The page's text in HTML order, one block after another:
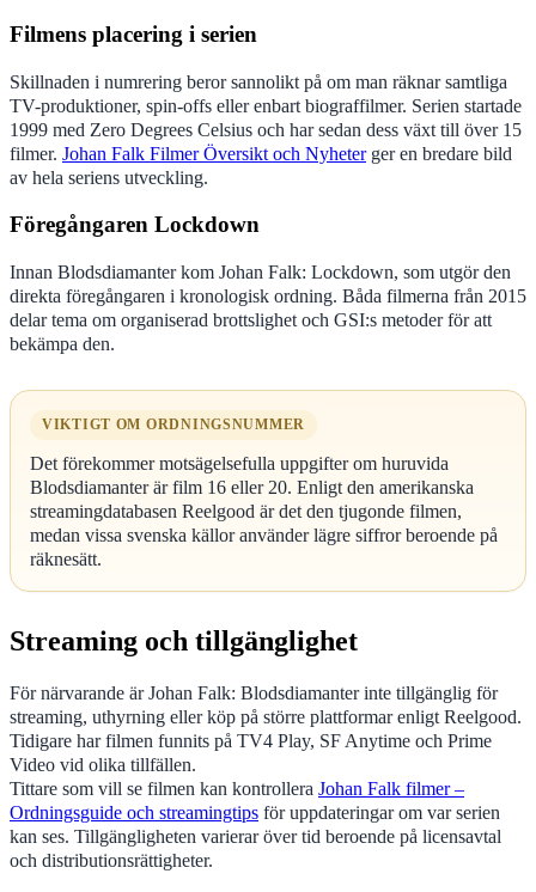
Filmens placering i serien
Skillnaden i numrering beror sannolikt på om man räknar samtliga
TV-produktioner, spin-offs eller enbart biograffilmer. Serien startade
1999 med Zero Degrees Celsius och har sedan dess växt till över 15
filmer. Johan Falk Filmer Översikt och Nyheterger en bredare bild
av hela seriens utveckling.
Föregångaren Lockdown
Innan Blodsdiamanter kom Johan Falk: Lockdown, som utgör den
direkta föregångaren i kronologisk ordning. Båda filmerna från 2015
delar tema om organiserad brottslighet och GSI:s metoder för att
bekämpa den.
VIKTIGT OM ORDNINGSNUMMER
Det förekommer motsägelsefulla uppgifter om huruvida
Blodsdiamanter är film 16 eller 20. Enligt den amerikanska
streamingdatabasen Reelgood är det den tjugonde filmen,
medan vissa svenska källor använder lägre siffror beroende på
räknesätt.
Streaming och tillgänglighet
För närvarande är Johan Falk: Blodsdiamanter inte tillgänglig för
streaming, uthyrning eller köp på större plattformar enligt Reelgood.
Tidigare har filmen funnits på TV4 Play, SF Anytime och Prime
Video vid olika tillfällen.
Tittare som vill se filmen kan kontrollera Johan Falk filmer –
Ordningsguide och streamingtips för uppdateringar om var serien
kan ses. Tillgängligheten varierar över tid beroende på licensavtal
och distributionsrättigheter.